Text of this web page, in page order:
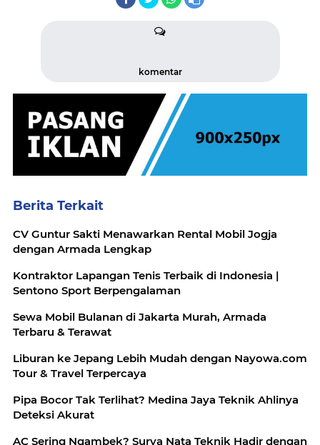
komentar
Berita Terkait
CV Guntur Sakti Menawarkan Rental Mobil Jogja
dengan Armada Lengkap
Kontraktor Lapangan Tenis Terbaik di Indonesia |
Sentono Sport Berpengalaman
Sewa Mobil Bulanan di Jakarta Murah, Armada
Terbaru & Terawat
Liburan ke Jepang Lebih Mudah dengan Nayowa.com
Tour & Travel Terpercaya
Pipa Bocor Tak Terlihat? Medina Jaya Teknik Ahlinya
Deteksi Akurat
AC Sering Ngambek? Surya Nata Teknik Hadir dengan